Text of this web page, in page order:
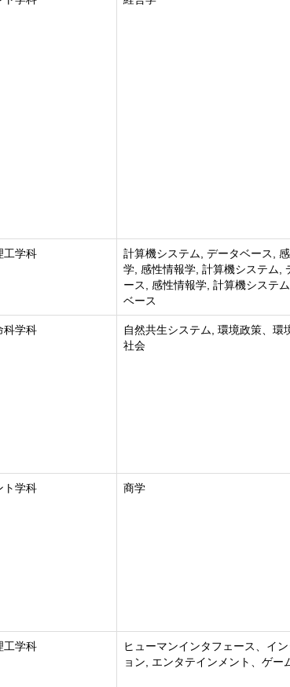
工学科
計算機システム, データベース,
学, 感性情報学, 計算機システム,
ース, 感性情報学, 計算機システ
ベース
科学科
自然共生システム, 環境政策、環
社会
ト学科 商学
工学科
ヒューマンインタフェース、イ
ョン, エンタテインメント、ゲー